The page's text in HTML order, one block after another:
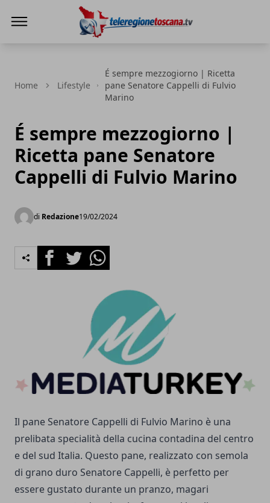
Home Lifestyle
É sempre mezzogiorno | Ricetta
pane Senatore Cappelli di Fulvio
Marino
É sempre mezzogiorno |
Ricetta pane Senatore
Cappelli di Fulvio Marino
di Redazione19/02/2024
FacebookTwitterWhatsapp
Il pane Senatore Cappelli di Fulvio Marino è una
prelibata specialità della cucina contadina del centro
e del sud Italia. Questo pane, realizzato con semola
di grano duro Senatore Cappelli, è perfetto per
essere gustato durante un pranzo, magari